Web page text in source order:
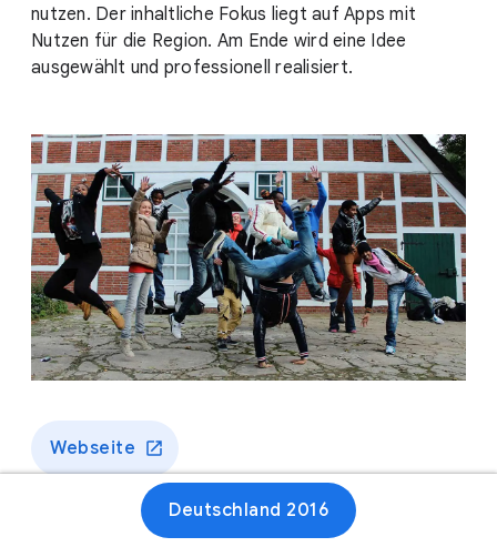
nutzen. Der inhaltliche Fokus liegt auf Apps mit
Nutzen für die Region. Am Ende wird eine Idee
ausgewählt und professionell realisiert.
Webseite
Deutschland 2016